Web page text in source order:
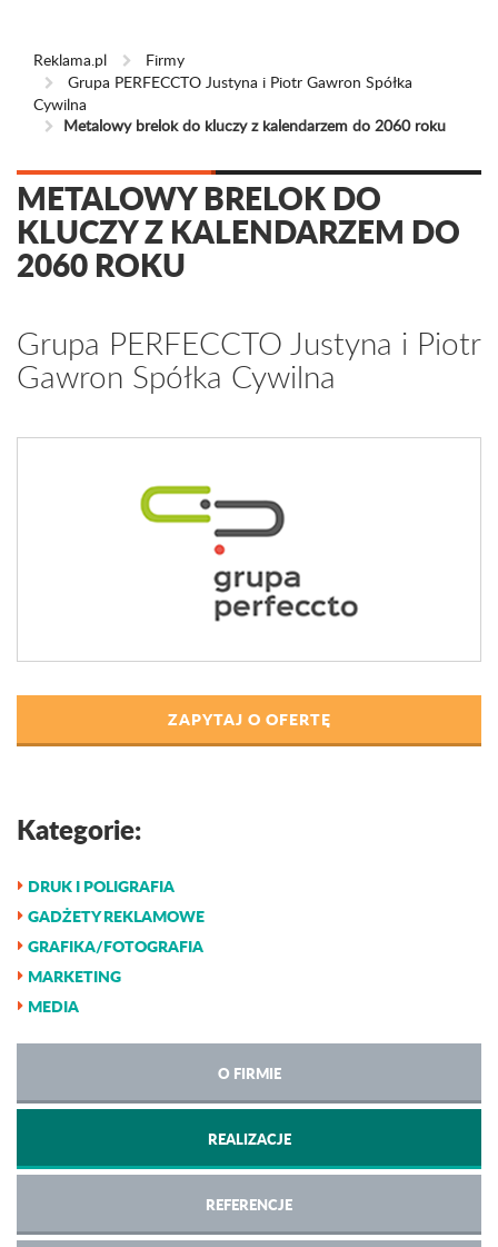
Reklama.pl
Firmy
Grupa PERFECCTO Justyna i Piotr Gawron Spółka
Cywilna
Metalowy brelok do kluczy z kalendarzem do 2060 roku
METALOWY BRELOK DO
KLUCZY Z KALENDARZEM DO
2060 ROKU
Grupa PERFECCTO Justyna i Piotr
Gawron Spółka Cywilna
ZAPYTAJ O OFERTĘ
Kategorie:
DRUK I POLIGRAFIA
GADŻETY REKLAMOWE
GRAFIKA/FOTOGRAFIA
MARKETING
MEDIA
O FIRMIE
REALIZACJE
REFERENCJE